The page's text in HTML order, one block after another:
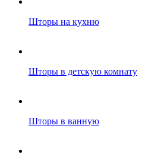
Шторы на кухню
Шторы в детскую комнату
Шторы в ванную